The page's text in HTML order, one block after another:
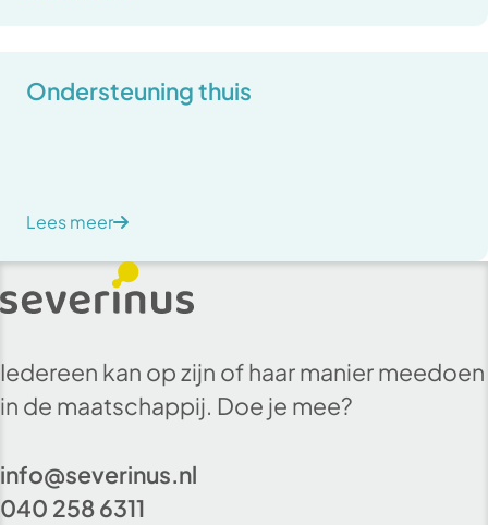
Ondersteuning thuis
Lees meer
Iedereen kan op zijn of haar manier meedoen
in de maatschappij. Doe je mee?
info@severinus.nl
040 258 6311